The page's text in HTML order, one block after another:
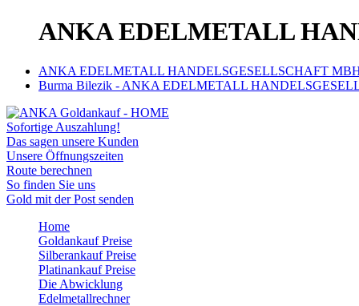
ANKA EDELMETALL
ANKA EDELMETALL HANDELSGESELLSCHAFT MBH
Burma Bilezik - ANKA EDELMETALL
Sofortige Auszahlung!
Das sagen unsere Kunden
Unsere Öffnungszeiten
Route berechnen
So finden Sie uns
Gold mit der Post senden
Home
Goldankauf Preise
Silberankauf Preise
Platinankauf Preise
Die Abwicklung
Edelmetallrechner